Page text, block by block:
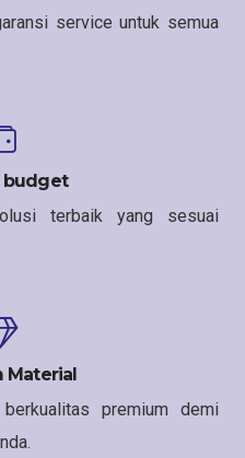
service untuk semua
budget
terbaik yang sesuai
Material
berkualitas premium demi